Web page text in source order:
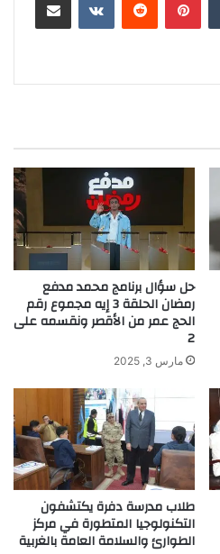
حل سؤال برنامج محمد مدفع
رمضان الحلقة 3 إيه مجموع رقم
الحج عمر من الأقصر ونقسمه على
2
مارس 3, 2025
طلاب مدرسة دفرة يكتشفون
التكنولوجيا المتطورة في مركز
الطوارئ والسلامة العامة بالغربية